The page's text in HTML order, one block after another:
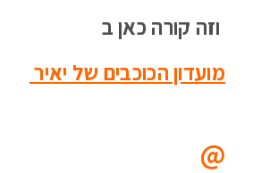
וזה קורה כאן ב
מועדון הכוכבים של יאיר
@